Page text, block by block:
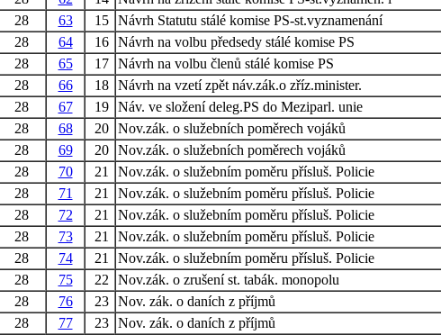
28
63 15 Návrh Statutu stálé komise PS-st.vyznamenání
28
64 16 Návrh na volbu předsedy stálé komise PS
28
65 17 Návrh na volbu členů stálé komise PS
28
66 18 Návrh na vzetí zpět náv.zák.o zříz.minister.
28
67 19 Náv. ve složení deleg.PS do Meziparl. unie
28
68 20 Nov.zák. o služebních poměrech vojáků
28
69 20 Nov.zák. o služebních poměrech vojáků
28
70 21 Nov.zák. o služebním poměru přísluš. Policie
28
71 21 Nov.zák. o služebním poměru přísluš. Policie
28
72 21 Nov.zák. o služebním poměru přísluš. Policie
28
73 21 Nov.zák. o služebním poměru přísluš. Policie
28
74 21 Nov.zák. o služebním poměru přísluš. Policie
28
75 22 Nov.zák. o zrušení st. tabák. monopolu
28
76 23 Nov. zák. o daních z příjmů
28
77 23 Nov. zák. o daních z příjmů